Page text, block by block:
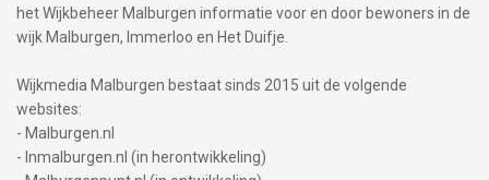
het Wijkbeheer Malburgen informatie voor en door bewoners in de
wijk Malburgen, Immerloo en Het Duifje.
Wijkmedia Malburgen bestaat sinds 2015 uit de volgende
websites:
- Malburgen.nl
- Inmalburgen.nl (in herontwikkeling)